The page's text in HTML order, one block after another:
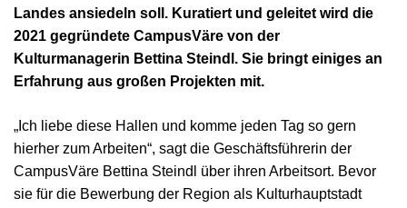
Landes ansiedeln soll. Kuratiert und geleitet wird die
2021 gegründete CampusVäre von der
Kulturmanagerin Bettina Steindl. Sie bringt einiges an
Erfahrung aus großen Projekten mit.
„Ich liebe diese Hallen und komme jeden Tag so gern
hierher zum Arbeiten“, sagt die Geschäftsführerin der
CampusVäre Bettina Steindl über ihren Arbeitsort. Bevor
sie für die Bewerbung der Region als Kulturhauptstadt